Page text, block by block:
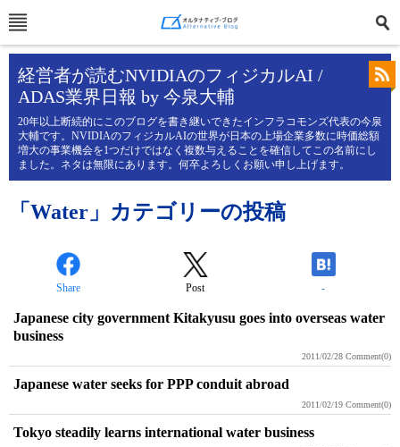
経営者が読むNVIDIAのフィジカルAI /
ADAS業界日報 by 今泉大輔
20年以上断続的にこのブログを書き継いできたインフラコモンズ代表の今泉
大輔です。NVIDIAのフィジカルAIの世界が日本の上場企業多数に時価総額
増大の事業機会を1つだけではなく複数与えることを確信してこの名前にし
ました。ネタは無限にあります。何卒よろしくお願い申し上げます。
「Water」カテゴリーの投稿
Share Post -
Japanese city government Kitakyusu goes into overseas water
business
2011/02/28 Comment(0)
Japanese water seeks for PPP conduit abroad
2011/02/19 Comment(0)
Tokyo steadily learns international water business